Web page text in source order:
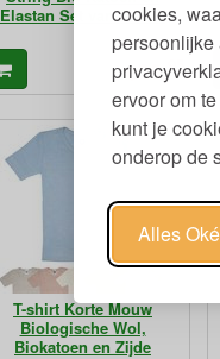
cookies,
ervoor om
kunt je
onderop de
Alles Oké
Elastan Set van 3 - Wit
€26,95
T-shirt Korte Mouw
Biologische Wol,
Biokatoen en Zijde